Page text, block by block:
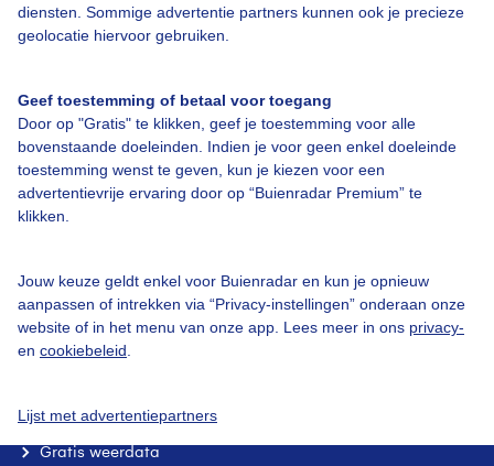
diensten. Sommige advertentie partners kunnen ook je precieze
geolocatie hiervoor gebruiken.
Geef toestemming of betaal voor toegang
Door op "Gratis" te klikken, geef je toestemming voor alle
bovenstaande doeleinden. Indien je voor geen enkel doeleinde
toestemming wenst te geven, kun je kiezen voor een
advertentievrije ervaring door op “Buienradar Premium” te
klikken.
Jouw keuze geldt enkel voor Buienradar en kun je opnieuw
aanpassen of intrekken via “Privacy-instellingen” onderaan onze
website of in het menu van onze app. Lees meer in ons privacy-
en cookiebeleid
Lijst met advertentiepartners
Over Buienradar
Veelgestelde vragen
Contact
Toegankelijkheid
Buienradar Team
Privacy instellingen
Gratis weerdata